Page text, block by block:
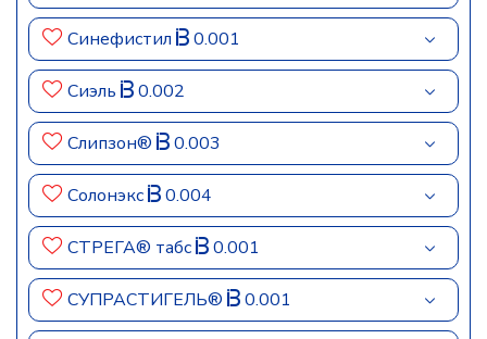
Синефистил 0.001
Сиэль 0.002
Слипзон® 0.003
Солонэкс 0.004
СТРЕГА® табс 0.001
СУПРАСТИГЕЛЬ® 0.001